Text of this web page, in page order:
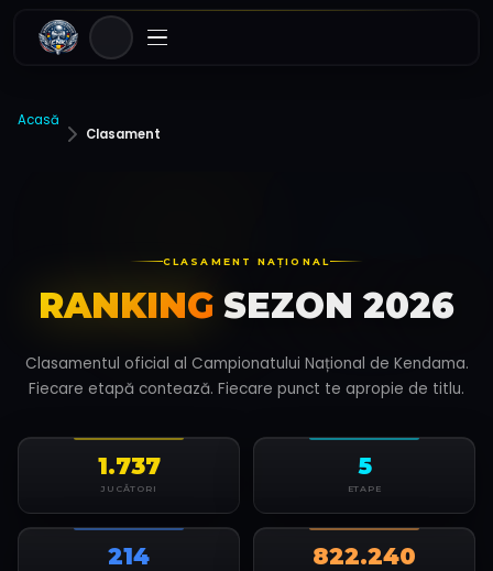
Acasă
Clasament
CLASAMENT NAȚIONAL
RANKING SEZON 2026
Clasamentul oficial al Campionatului Național de Kendama.
Fiecare etapă contează. Fiecare punct te apropie de titlu.
1.737
JUCĂTORI
5
ETAPE
214 822.240